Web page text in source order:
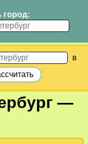
город:
в
—